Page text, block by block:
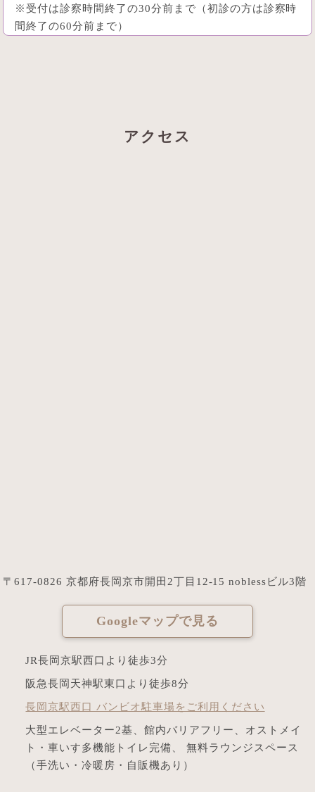
※受付は診察時間終了の30分前まで（初診の方は診察時
間終了の60分前まで）
アクセス
〒617-0826 京都府長岡京市開田2丁目12-15 noblessビル3階
Googleマップで見る
JR長岡京駅西口より徒歩3分
阪急長岡天神駅東口より徒歩8分
長岡京駅西口 バンビオ駐車場をご利用ください
大型エレベーター2基、館内バリアフリー、オストメイ
ト・車いす多機能トイレ完備、 無料ラウンジスペース
（手洗い・冷暖房・自販機あり）